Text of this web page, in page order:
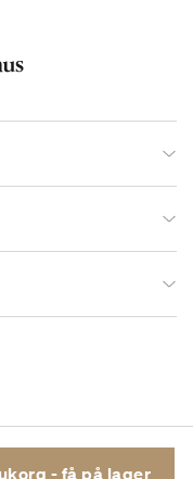
Lägg till i varukorg - få på lager